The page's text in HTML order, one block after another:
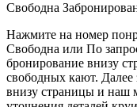
Свободна
Нажмите на номер
Свободна или По
бронирование внизу
свободных кают. Далее
внизу страницы и наш